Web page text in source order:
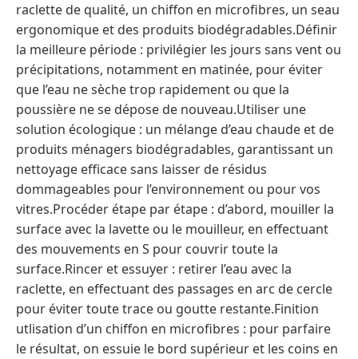
raclette de qualité, un chiffon en microfibres, un seau
ergonomique et des produits biodégradables.Définir
la meilleure période : privilégier les jours sans vent ou
précipitations, notamment en matinée, pour éviter
que l’eau ne sèche trop rapidement ou que la
poussière ne se dépose de nouveau.Utiliser une
solution écologique : un mélange d’eau chaude et de
produits ménagers biodégradables, garantissant un
nettoyage efficace sans laisser de résidus
dommageables pour l’environnement ou pour vos
vitres.Procéder étape par étape : d’abord, mouiller la
surface avec la lavette ou le mouilleur, en effectuant
des mouvements en S pour couvrir toute la
surface.Rincer et essuyer : retirer l’eau avec la
raclette, en effectuant des passages en arc de cercle
pour éviter toute trace ou goutte restante.Finition
utlisation d’un chiffon en microfibres : pour parfaire
le résultat, on essuie le bord supérieur et les coins en